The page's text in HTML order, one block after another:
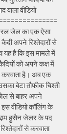
वाला वीडियो
जेल का एक ऐसा
अपने रिश्तेदारों से
यह है कि इस मामले में
को अपने कक्ष में
करवाता है। अब एक
बेटा तौफीक चिश्ती
से बाहर अपने
वीडियो कॉलिंग के
हुसैन जेलर के पद
से करवाता